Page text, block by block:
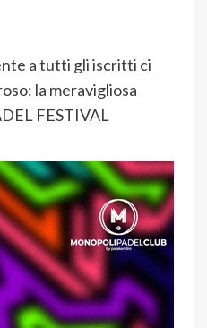
a tutti gli iscritti ci
la meravigliosa
FESTIVAL